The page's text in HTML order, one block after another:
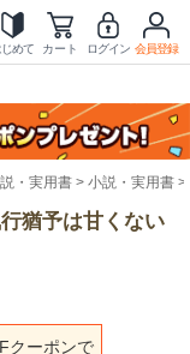
めて カート ログイン 会員登録
・実用書 小説・実用書
猶予は甘くない
クーポンで